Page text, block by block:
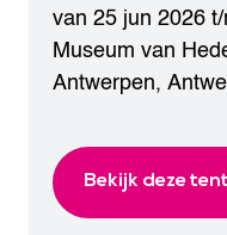
van 25 jun 2026
Museum van
Antwerpen,
Bekijk deze